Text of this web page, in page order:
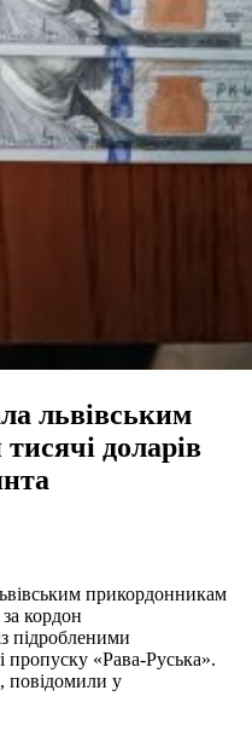
львівським
доларів
прикордонникам
за кордон
підробленими
пропуску «Рава-Руська».
повідомили у